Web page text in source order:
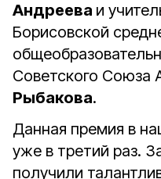
Андреева и
Борисовской
Советского Союза
Рыбакова.
Данная премия в
уже в третий раз.
получили